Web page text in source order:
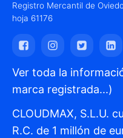
Registro Mercantil de
hoja 61176
Ver toda la
marca registrada...)
CLOUDMAX, S.L.U.
R.C. de 1 millón de